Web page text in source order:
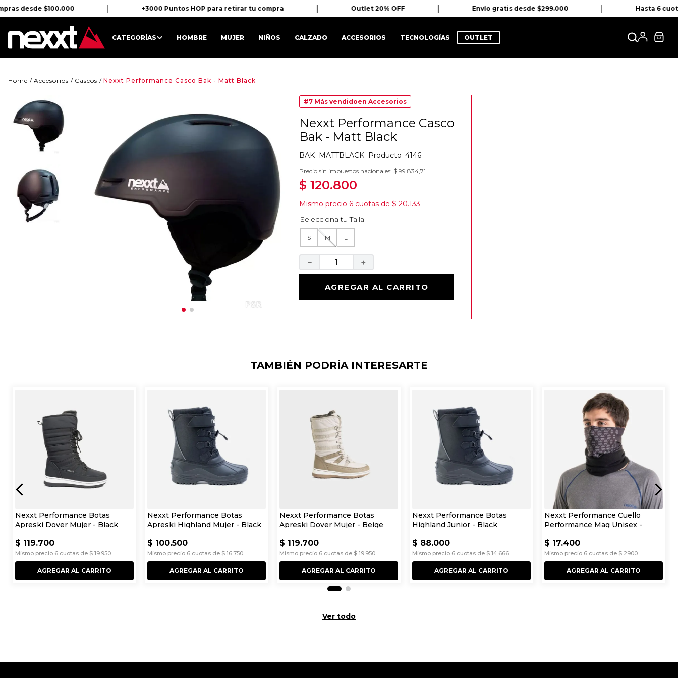
desde $100.000 +3000 Puntos HOP para retirar tu compra Outlet 20% OFF Envío gratis desde $299.000 Hasta 6
CATEGORÍAS HOMBRE MUJER NIÑOS CALZADO ACCESORIOS TECNOLOGÍAS OUTLET
Accesorios Cascos Nexxt Performance Casco Bak - Matt Black
#7 Más vendidoenAccesorios
Nexxt Performance Casco
Bak - Matt Black
BAK_MATTBLACK_Producto_4146
Precio sin impuestos nacionales: $ 99 .834 ,71
$ 120.800
Mismo precio 6 cuotas de$ 20.133
S M L
＋
－
AGREGAR AL CARRITO
TAMBIÉN PODRÍA INTERESARTE
Nexxt Performance Botas
Apreski Dover Mujer - Black
$ 119.700
Mismo precio 6cuotas de $ 19.950
AGREGAR AL CARRITO
Nexxt Performance Botas
Apreski Highland Mujer - Black
$ 100.500
Mismo precio 6 cuotas de $ 16.750
AGREGAR AL CARRITO
Nexxt Performance Botas
Apreski Dover Mujer - Beige
$ 119.700
Mismo precio 6 cuotas de $ 19.950
AGREGAR AL CARRITO
Nexxt Performance Botas
Highland Junior - Black
$ 88.000
Mismo precio 6cuotas de $ 14.666
AGREGAR AL CARRITO
Nexxt Performance Cuello
Performance Mag Unisex -
$ 17.400
Mismo precio 6 cuotas de $ 2900
AGREGAR AL CARRITO
Ver todo